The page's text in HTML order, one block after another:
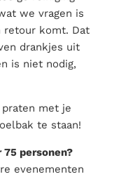
we vragen is
retour komt. Dat
drankjes uit
is niet nodig,
met je
te staan!
personen?
evenementen